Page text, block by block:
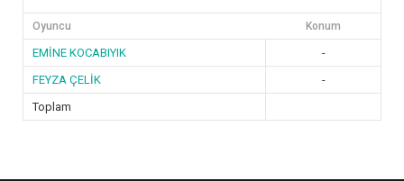
Oyuncu Konum
EMİNE KOCABIYIK
-
FEYZA ÇELİK
-
Toplam